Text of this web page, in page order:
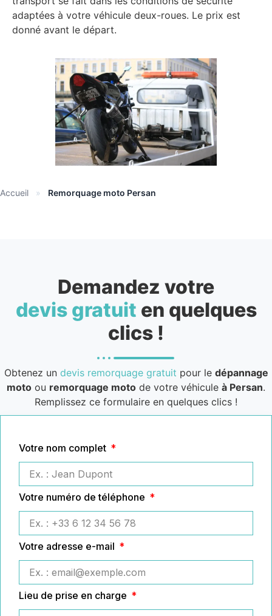
adaptées à votre véhicule deux-roues. Le prix est
donné avant le départ.
Accueil » Remorquage moto Persan
Demandez votre
devis gratuit en quelques
clics !
Obtenez un devis remorquage gratuit pour le dépannage
moto ou remorquage moto de votre véhicule à Persan.
Remplissez ce formulaire en quelques clics !
Votre nom complet
Votre numéro de téléphone
Votre adresse e-mail
Lieu de prise en charge